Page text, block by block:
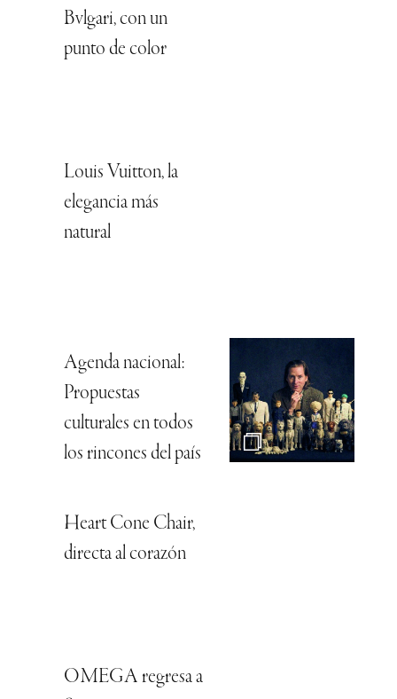
Bvlgari, con un
punto de color
Louis Vuitton, la
elegancia más
natural
Agenda nacional:
Propuestas
culturales en todos
los rincones del país
Heart Cone Chair,
directa al corazón
OMEGA regresa a